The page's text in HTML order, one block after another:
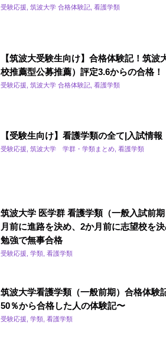
受験応援, 筑波大学 合格体験記, 看護学類
【筑波大受験生向け】合格体験記！筑波
校推薦型公募推薦）評定3.6からの合格！
受験応援, 筑波大学 合格体験記, 看護学類
【受験生向け】看護学類の全て|入試情
受験応援, 筑波大学 学群・学類まとめ, 看護学類
筑波大学 医学群 看護学類（一般入試前
月前に進路を決め、2か月前に志望校を
勉強で無事合格
受験応援, 学類, 看護学類
筑波大学看護学類（一般前期）合格体験
50％から合格した人の体験記〜
受験応援, 学類, 看護学類